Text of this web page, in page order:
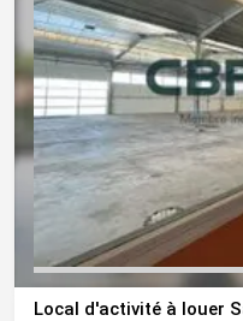
Local d'activité à louer